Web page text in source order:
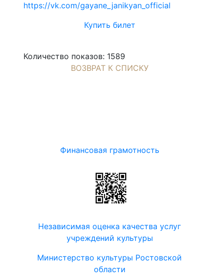
https://vk.com/gayane_janikyan_official
Купить билет
Количество показов: 1589
ВОЗВРАТ К СПИСКУ
Финансовая грамотность
Независимая оценка качества услуг
учреждений культуры
Министерство культуры Ростовской
области